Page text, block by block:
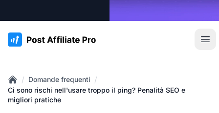
:site.title
Home
/ Domande frequenti /
Ci sono rischi nell'usare troppo il ping? Penalità SEO e
migliori pratiche